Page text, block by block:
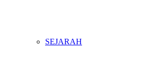
SEJARAH